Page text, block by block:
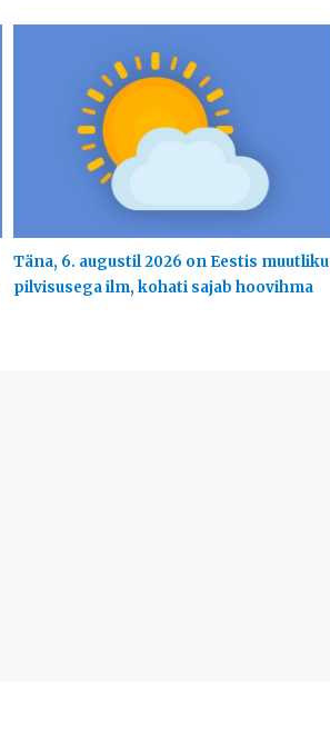
Täna, 6. augustil 2026 on Eestis muutliku
pilvisusega ilm, kohati sajab hoovihma